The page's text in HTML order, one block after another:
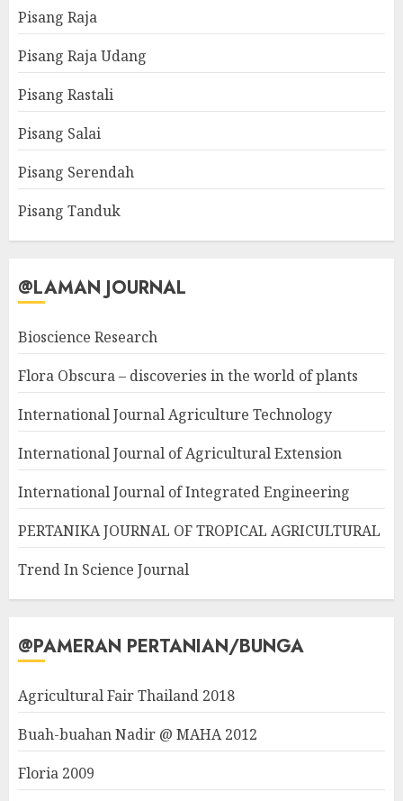
Pisang Raja
Pisang Raja Udang
Pisang Rastali
Pisang Salai
Pisang Serendah
Pisang Tanduk
@LAMAN JOURNAL
Bioscience Research
Flora Obscura – discoveries in the world of plants
International Journal Agriculture Technology
International Journal of Agricultural Extension
International Journal of Integrated Engineering
PERTANIKA JOURNAL OF TROPICAL AGRICULTURAL
Trend In Science Journal
@PAMERAN PERTANIAN/BUNGA
Agricultural Fair Thailand 2018
Buah-buahan Nadir @ MAHA 2012
Floria 2009